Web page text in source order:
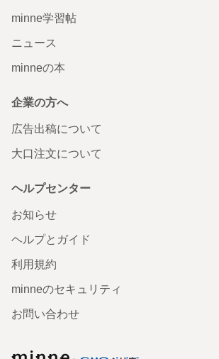
minne学習帖
ニュース
minneの本
企業の方へ
広告出稿について
大口注文について
ヘルプセンター
お知らせ
ヘルプとガイド
利用規約
minneのセキュリティ
お問い合わせ